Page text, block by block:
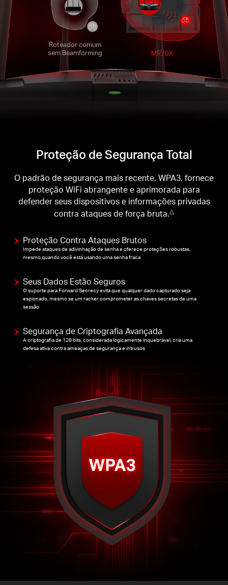
Roteador comum
sem Beamforming
MR70X
Proteção de Segurança Total
O padrão de segurança mais recente, WPA3, fornece
proteção WiFi abrangente e aprimorada para
defender seus dispositivos e informações privadas
contra ataques de força bruta.△
Proteção Contra Ataques Brutos
Impede ataques de adivinhação de senha e oferece proteções robustas,
mesmo quando você está usando uma senha fraca
Seus Dados Estão Seguros
O suporte para Forward Secrecy evita que qualquer dado capturado seja
espionado, mesmo se um racker comprometer as chaves secretas de uma
sessão
Segurança de Criptografia Avançada
A criptografia de 128 bits, considerada logicamente inquebrável, cria uma
defesa ativa contra ameaças de segurança e intrusos